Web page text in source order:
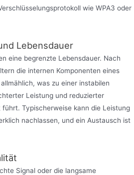
wie WPA3 oder
Lebensdauer
eine begrenzte Lebensdauer. Nach
die internen Komponenten eines
was zu einer instabilen
Leistung und reduzierter
Typischerweise kann die Leistung
nachlassen, und ein Austausch ist
Signal oder die langsame